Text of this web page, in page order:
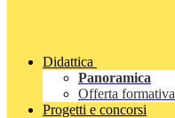
Didattica
Panoramica
Offerta formativa
Progetti e concorsi